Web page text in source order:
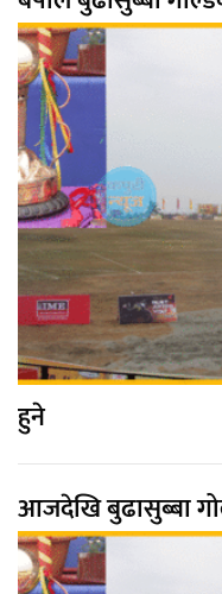
हुने
आजदेखि बुढासुब्बा